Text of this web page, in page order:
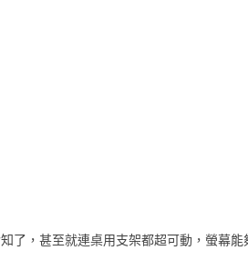
，甚至就連桌用支架都超可動，螢幕能